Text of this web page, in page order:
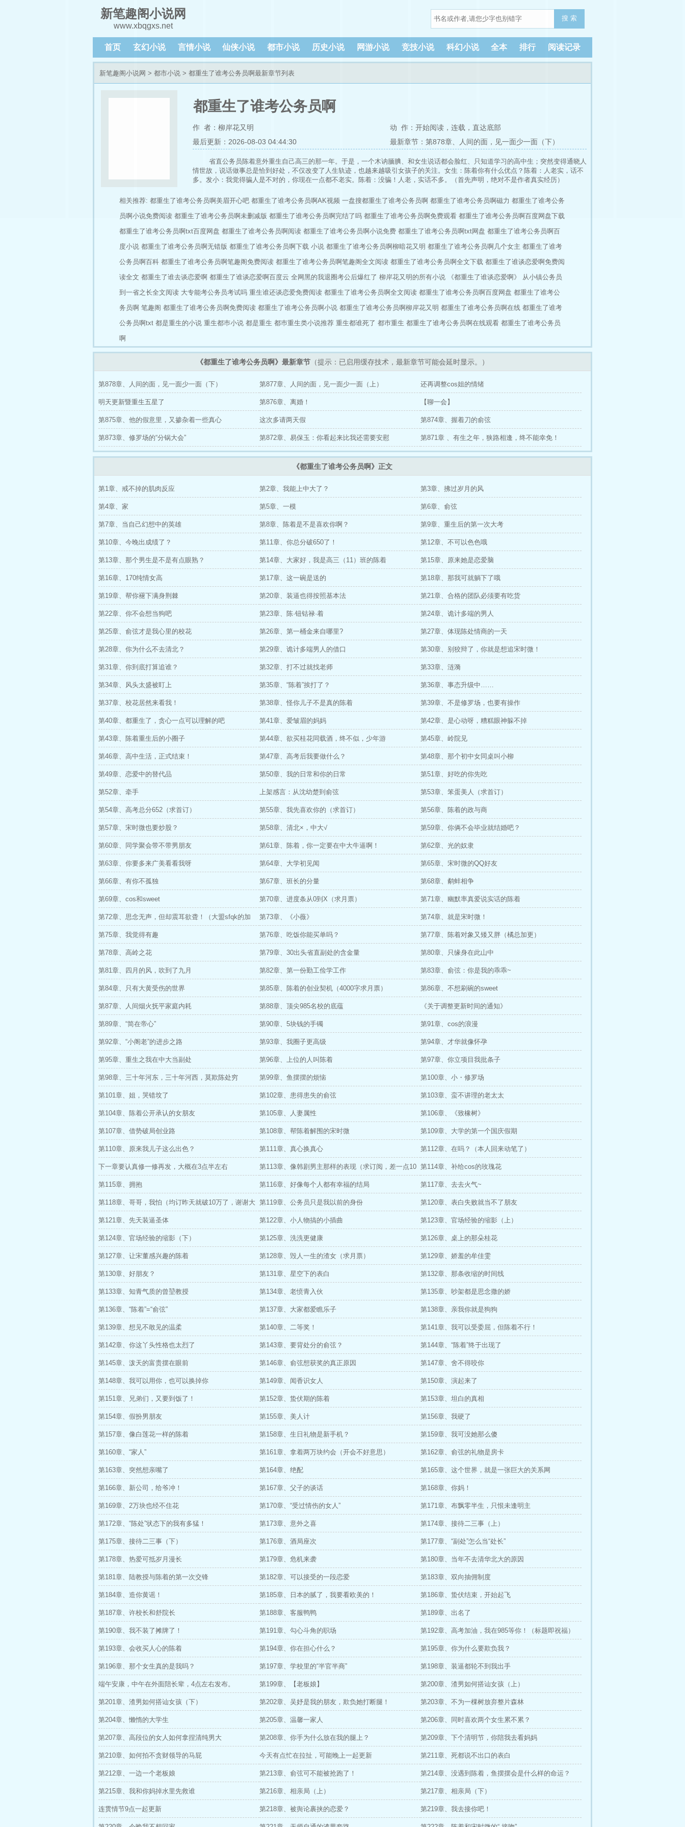
新笔趣阁小说网
www.xbqgxs.net
搜 索
首页 玄幻小说 言情小说 仙侠小说 都市小说 历史小说 网游小说 竞技小说 科幻小说 全本 排行 阅读记录
新笔趣阁小说网 > 都市小说 > 都重生了谁考公务员啊最新章节列表
都重生了谁考公务员啊
作 者：柳岸花又明 动 作： 开始阅读，连载， 直达底部
最后更新：2026-08-03 04:44:30
最新章节：第878章、人间的面，见一面少一面（下）
省直公务员陈着意外重生自己高三的那一年。于是，一个木讷腼腆、和女生说话都会脸红、只知道学习的高中生；突然变得通晓人
情世故，说话做事总是恰到好处，不仅改变了人生轨迹，也越来越吸引女孩子的关注。女生：陈着你有什么优点？陈着：人老实，话不
多。发小：我觉得骗人是不对的，你现在一点都不老实。陈着：没骗！人老，实话不多。（首先声明，绝对不是作者真实经历）
相关推荐: 都重生了谁考公务员啊美眉开心吧 都重生了谁考公务员啊AK视频 一盘搜都重生了谁考公务员啊 都重生了谁考公务员啊磁力 都重生了谁考公务
员啊小说免费阅读 都重生了谁考公务员啊未删减版 都重生了谁考公务员啊完结了吗 都重生了谁考公务员啊免费观看 都重生了谁考公务员啊百度网盘下载
都重生了谁考公务员啊txt百度网盘 都重生了谁考公务员啊阅读 都重生了谁考公务员啊小说免费 都重生了谁考公务员啊txt网盘 都重生了谁考公务员啊百
度小说 都重生了谁考公务员啊无错版 都重生了谁考公务员啊下载 小说 都重生了谁考公务员啊柳暗花又明 都重生了谁考公务员啊几个女主 都重生了谁考
公务员啊百科 都重生了谁考公务员啊笔趣阁免费阅读 都重生了谁考公务员啊笔趣阁全文阅读 都重生了谁考公务员啊全文下载 都重生了谁谈恋爱啊免费阅
读全文 都重生了谁去谈恋爱啊 都重生了谁谈恋爱啊百度云 全网黑的我退圈考公后爆红了 柳岸花又明的所有小说 《都重生了谁谈恋爱啊》
从小镇公务员
到一省之长全文阅读 大专能考公务员考试吗 重生谁还谈恋爱免费阅读 都重生了谁考公务员啊全文阅读 都重生了谁考公务员啊百度网盘 都重生了谁考公
务员啊 笔趣阁 都重生了谁考公务员啊免费阅读 都重生了谁考公务员啊小说 都重生了谁考公务员啊柳岸花又明 都重生了谁考公务员啊在线 都重生了谁考
公务员啊txt 都是重生的小说 重生都巿小说 都是重生 都巿重生类小说推荐 重生都谁死了 都巿重生 都重生了谁考公务员啊在线观看 都重生了谁考公务员
啊
《都重生了谁考公务员啊》最新章节 （提示：已启用缓存技术，最新章节可能会延时显示。）
第878章、人间的面，见一面少一面（下） 第877章、人间的面，见一面少一面（上） 还再调整cos姐的情绪
明天更新暨重生五星了 第876章、离婚！ 【聊一会】
第875章、他的假意里，又掺杂着一些真心 这次多请两天假 第874章、握着刀的俞弦
第873章、修罗场的“分锅大会” 第872章、易保玉：你看起来比我还需要安慰 第871章 、有生之年，狭路相逢，终不能幸免！
《都重生了谁考公务员啊》正文
第1章、戒不掉的肌肉反应 第2章、我能上中大了？ 第3章、拂过岁月的风
第4章、家 第5章、一模 第6章、俞弦
第7章、当自己幻想中的英雄 第8章、陈着是不是喜欢你啊？ 第9章、重生后的第一次大考
第10章、今晚出成绩了？ 第11章、你总分破650了！ 第12章、不可以色色哦
第13章、那个男生是不是有点眼熟？ 第14章、大家好，我是高三（11）班的陈着 第15章、原来她是恋爱脑
第16章、170纯情女高 第17章、这一碗是送的 第18章、那我可就躺下了哦
第19章、帮你褪下满身荆棘 第20章、装逼也得按照基本法 第21章、合格的团队必须要有吃货
第22章、你不会想当狗吧 第23章、陈·钮钴禄·着 第24章、诡计多端的男人
第25章、俞弦才是我心里的校花 第26章、第一桶金来自哪里? 第27章、体现陈处情商的一天
第28章、你为什么不去清北？ 第29章、诡计多端男人的借口 第30章、别狡辩了，你就是想追宋时微！
第31章、你到底打算追谁？ 第32章、打不过就找老师 第33章、涟漪
第34章、风头太盛被盯上 第35章、“陈着”挨打了？ 第36章、事态升级中……
第37章、校花居然来看我！ 第38章、怪你儿子不是真的陈着 第39章、不是修罗场，也要有操作
第40章、都重生了，贪心一点可以理解的吧 第41章、爱皱眉的妈妈 第42章、是心动呀，糟糕眼神躲不掉
第43章、陈着重生后的小圈子 第44章、欲买桂花同载酒，终不似，少年游 第45章、岭院见
第46章、高中生活，正式结束！ 第47章、高考后我要做什么？ 第48章、那个初中女同桌叫小柳
第49章、恋爱中的替代品 第50章、我的日常和你的日常 第51章、好吃的你先吃
第52章、牵手 上架感言：从沈幼楚到俞弦 第53章、笨蛋美人（求首订）
第54章、高考总分652（求首订） 第55章、我先喜欢你的（求首订） 第56章、陈着的政与商
第57章、宋时微也要炒股？ 第58章、清北×，中大√ 第59章、你俩不会毕业就结婚吧？
第60章、同学聚会带不带男朋友 第61章、陈着，你一定要在中大牛逼啊！ 第62章、光的奴隶
第63章、你要多来广美看看我呀 第64章、大学初见闻 第65章、宋时微的QQ好友
第66章、有你不孤独 第67章、班长的分量 第68章、鹬蚌相争
第69章、cos和sweet 第70章、进度条从0到X（求月票） 第71章、幽默率真爱说实话的陈着
第72章、思念无声，但却震耳欲聋！（大盟sfqk的加
更）
第73章、《小薇》 第74章、就是宋时微！
第75章、我觉得有趣 第76章、吃饭你能买单吗？ 第77章、陈着对象又矮又胖（橘总加更）
第78章、高岭之花 第79章、30出头省直副处的含金量 第80章、只缘身在此山中
第81章、四月的风，吹到了九月 第82章、第一份勤工俭学工作 第83章、俞弦：你是我的乖乖~
第84章、只有大黄受伤的世界 第85章、陈着的创业契机（4000字求月票） 第86章、不想刷碗的sweet
第87章、人间烟火抚平家庭内耗 第88章、顶尖985名校的底蕴 《关于调整更新时间的通知》
第89章、“简在帝心” 第90章、5块钱的手镯 第91章、cos的浪漫
第92章、“小阁老”的进步之路 第93章、我圈子更高级 第94章、才华就像怀孕
第95章、重生之我在中大当副处 第96章、上位的人叫陈着 第97章、你立项目我批条子
第98章、三十年河东，三十年河西，莫欺陈处穷 第99章、鱼摆摆的烦恼 第100章、小・修罗场
第101章、姐，哭错坟了 第102章、患得患失的俞弦 第103章、蛮不讲理的老太太
第104章、陈着公开承认的女朋友 第105章、人妻属性 第106章、《致橡树》
第107章、借势破局创业路 第108章、帮陈着解围的宋时微 第109章、大学的第一个国庆假期
第110章、原来我儿子这么出色？ 第111章、真心换真心 第112章、在吗？（本人回来动笔了）
下一章要认真修一修再发，大概在3点半左右 第113章、像韩剧男主那样的表现（求订阅，差一点10
万均订）
第114章、补给cos的玫瑰花
第115章、拥抱 第116章、好像每个人都有幸福的结局 第117章、去去火气~
第118章、哥哥，我怕（均订昨天就破10万了，谢谢大
家支持）
第119章、公务员只是我以前的身份 第120章、表白失败就当不了朋友
第121章、先天装逼圣体 第122章、小人物搞的小插曲 第123章、官场经验的缩影（上）
第124章、官场经验的缩影（下） 第125章、洗洗更健康 第126章、桌上的那朵桂花
第127章、让宋董感兴趣的陈着 第128章、毁人一生的渣女（求月票） 第129章、娇羞的牟佳雯
第130章、好朋友？ 第131章、星空下的表白 第132章、那条收缩的时间线
第133章、知青气质的曾堃教授 第134章、老愤青入伙 第135章、吵架都是思念撒的娇
第136章、“陈着”=“俞弦” 第137章、大家都爱瞧乐子 第138章、亲我你就是狗狗
第139章、想见不敢见的温柔 第140章、二等奖！ 第141章、我可以受委屈，但陈着不行！
第142章、你这丫头性格也太烈了 第143章、要背处分的俞弦？ 第144章、“陈着”终于出现了
第145章、泼天的富贵摆在眼前 第146章、俞弦想获奖的真正原因 第147章、舍不得咬你
第148章、我可以用你，也可以换掉你 第149章、闻香识女人 第150章、演起来了
第151章、兄弟们，又要到饭了！ 第152章、蛰伏期的陈着 第153章、坦白的真相
第154章、假扮男朋友 第155章、美人计 第156章、我硬了
第157章、像白莲花一样的陈着 第158章、生日礼物是新手机？ 第159章、我可没她那么傻
第160章、“家人” 第161章、拿着两万块约会（开会不好意思） 第162章、俞弦的礼物是房卡
第163章、突然想亲嘴了 第164章、绝配 第165章、这个世界，就是一张巨大的关系网
第166章、新公司，给爷冲！ 第167章、父子的谈话 第168章、你妈！
第169章、2万块也经不住花 第170章、“受过情伤的女人” 第171章、布飘零半生，只恨未逢明主
第172章、“陈处”状态下的我有多猛！ 第173章、意外之喜 第174章、接待二三事（上）
第175章、接待二三事（下） 第176章、酒局座次 第177章、“副处”怎么当“处长”
第178章、热爱可抵岁月漫长 第179章、危机来袭 第180章、当年不去清华北大的原因
第181章、陆教授与陈着的第一次交锋 第182章、可以接受的一段恋爱 第183章、双向抽佣制度
第184章、造你黄谣！ 第185章、日本的腻了，我要看欧美的！ 第186章、蛰伏结束，开始起飞
第187章、许校长和舒院长 第188章、客服鸭鸭 第189章、出名了
第190章、我不装了摊牌了！ 第191章、勾心斗角的职场 第192章、高考加油，我在985等你！（标题即祝福）
第193章、会收买人心的陈着 第194章、你在担心什么？ 第195章、你为什么要欺负我？
第196章、那个女生真的是我吗？ 第197章、学校里的“半官半商” 第198章、装逼都轮不到我出手
端午安康，中午在外面陪长辈，4点左右发布。 第199章、【老板娘】 第200章、渣男如何搭讪女孩（上）
第201章、渣男如何搭讪女孩（下） 第202章、吴妤是我的朋友，欺负她打断腿！ 第203章、不为一棵树放弃整片森林
第204章、懒惰的大学生 第205章、温馨一家人 第206章、同时喜欢两个女生累不累？
第207章、高段位的女人如何拿捏清纯男大 第208章、你手为什么放在我的腿上？ 第209章、下个清明节，你陪我去看妈妈
第210章、如何拍不贪财领导的马屁 今天有点忙在拉扯，可能晚上一起更新 第211章、死都说不出口的表白
第212章、一边一个老板娘 第213章、俞弦可不能被抢跑了！ 第214章、没遇到陈着，鱼摆摆会是什么样的命运？
第215章、我和你妈掉水里先救谁 第216章、相亲局（上） 第217章、相亲局（下）
连贯情节9点一起更新 第218章、被舆论裹挟的恋爱？ 第219章、我去接你吧！